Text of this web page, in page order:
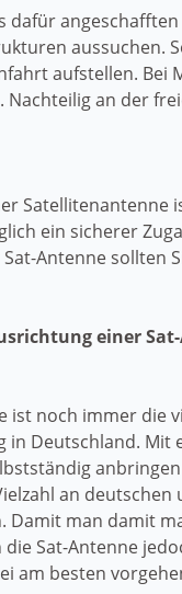
dafür
aussuchen.
aufstellen. Bei
Nachteilig an der
Satellitenantenne
ein sicherer
Antenne sollten
einer
ist noch immer die
in Deutschland. Mit
an deutschen
Damit man damit
die Sat-Antenne
am besten